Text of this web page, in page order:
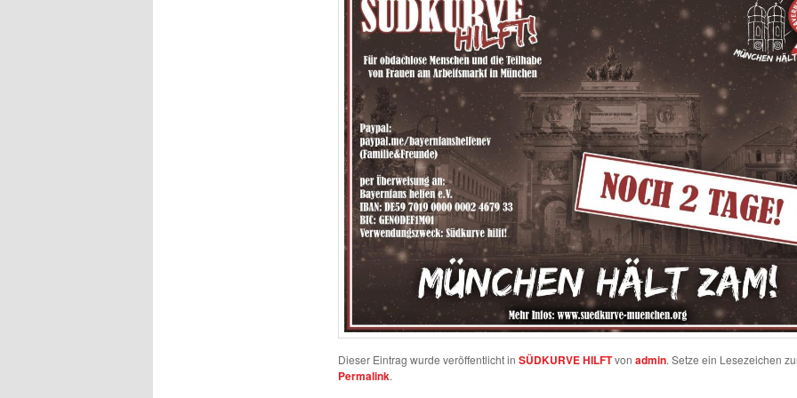
Dieser Eintrag wurde veröffentlicht in SÜDKURVE HILFTvon admin. Setze ein Lesezeichen
Permalink.